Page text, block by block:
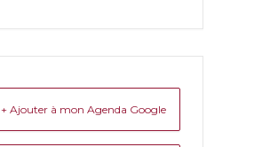
+ Ajouter à mon Agenda Google